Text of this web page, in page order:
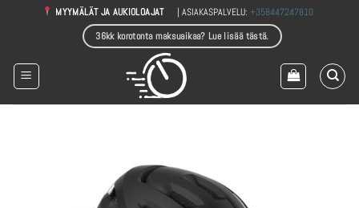
MYYMÄLÄT JA AUKIOLOAJAT | ASIAKASPALVELU:+358447247810
36kk korotonta maksuaikaa? Lue lisää tästä.